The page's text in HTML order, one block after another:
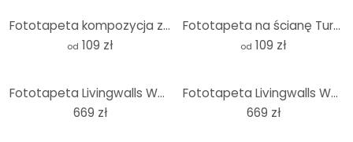
Fototapeta kompozycja z czerwonym żółtym niebieskim i czarnym - Okrągła - tapeta flizelinowa/tapeta
od 109 zł
Fototapeta na ścianę Turner - Zachód słońca nad jeziorem - Okrągły - tapeta flizelinowa/tapeta flize
od 109 zł
Fototapeta Livingwalls Walls by Patel fresco 2
669 zł
Fototapeta Livingwalls Walls by Patel fresco 4
669 zł